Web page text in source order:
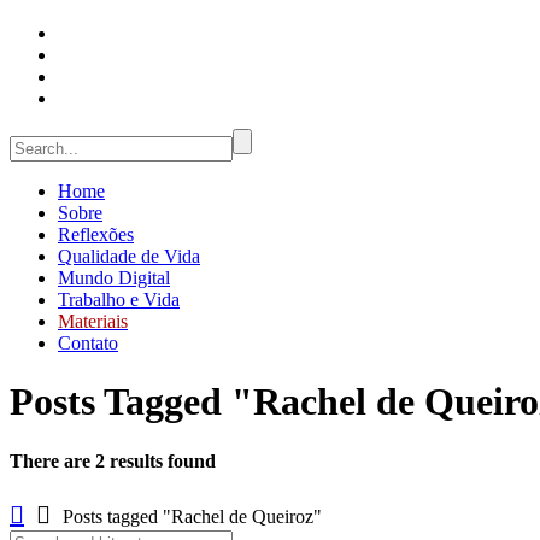
Home
Sobre
Reflexões
Qualidade de Vida
Mundo Digital
Trabalho e Vida
Materiais
Contato
Posts Tagged "Rachel de
There are 2 results found
Posts tagged "Rachel de Queiroz"